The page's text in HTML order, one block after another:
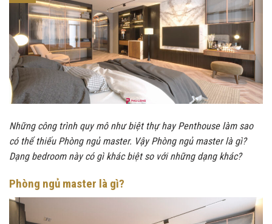
Những công trình quy mô như biệt thự hay Penthouse làm sao
có thể thiếu Phòng ngủ master. Vậy Phòng ngủ master là gì?
Dạng bedroom này có gì khác biệt so với những dạng khác?
Phòng ngủ master là gì?